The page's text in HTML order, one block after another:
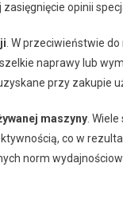
opinii
. W przeciwieństwie
naprawy lub
przy zakupie
maszyny .
co w
norm